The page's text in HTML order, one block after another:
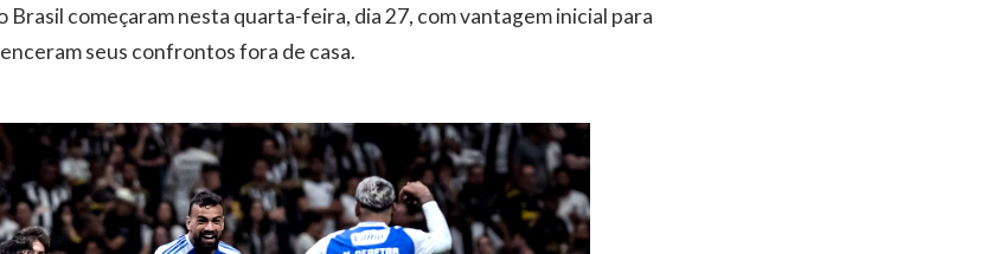
Brasil começaram nesta quarta-feira, dia 27, com vantagem inicial para
seus confrontos fora de casa.